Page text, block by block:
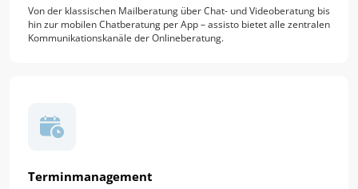
Von der klassischen Mailberatung über Chat- und Videoberatung bis
hin zur mobilen Chatberatung per App – assisto bietet alle zentralen
Kommunikationskanäle der Onlineberatung.
Terminmanagement